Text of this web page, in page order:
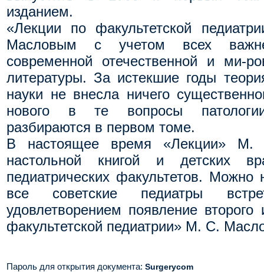
изданием.
«Лекции по факультетской
Масловым с учетом всех
современной отечественной и ми-
литературы. За истекшие годы
науки не внесла ничего
нового в те вопросы
разбираются в первом томе.
В настоящее время «Лекции» М.
настольной книгой и детских
педиатрических факультетов. Можно
все советские педиатры
удовлетворением появление
факультетской педиатрии» М. С.
Пароль для открытия документа: Surgerycom